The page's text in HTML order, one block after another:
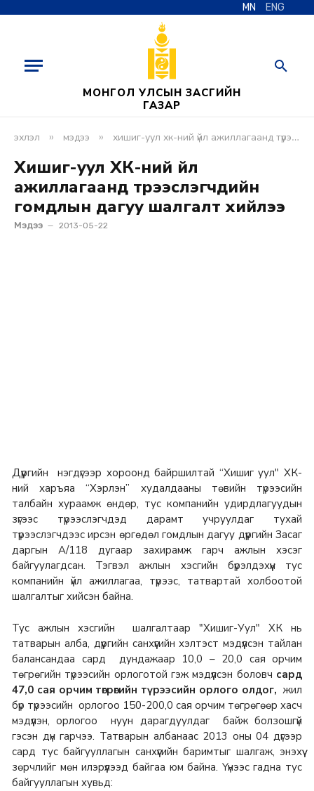
MN ENG
МОНГОЛ УЛСЫН ЗАСГИЙН
ГАЗАР
эхлэл » мэдээ » хишиг-уул хк-ний үйл ажиллагаанд түрээслэгчдийн гомдлын дагуу шалгалт хийлээ
Хишиг-уул ХК-ний үйл
ажиллагаанд түрээслэгчдийн
гомдлын дагуу шалгалт хийлээ
Мэдээ 2013-05-22
Дүүргийн нэгдүгээр хороонд байршилтай “Хишиг уул" ХК-
ний харъяа “Хэрлэн” худалдааны төвийн түрээсийн
талбайн хураамж өндөр, тус компанийн удирдлагуудын
зүгээс түрээслэгчдэд дарамт учруулдаг тухай
түрээслэгчдээс ирсэн өргөдөл гомдлын дагуу дүүргийн Засаг
даргын А/118 дугаар захирамж гарч ажлын хэсэг
байгуулагдсан. Тэгвэл ажлын хэсгийн бүрэлдэхүүн тус
компанийн үйл ажиллагаа, түрээс, татвартай холбоотой
шалгалтыг хийсэн байна.
Тус ажлын хэсгийн шалгалтаар "Хишиг-Уул" ХК нь
татварын алба, дүүргийн санхүүгийн хэлтэст мэдүүлсэн тайлан
балансандаа сард дундажаар 10,0 – 20,0 сая орчим
төгрөгийн түрээсийн орлоготой гэж мэдүүлсэн боловч сард
47,0 сая орчим төгрөгийн түрээсийн орлого олдог, жил
бүр түрээсийн орлогоо 150-200,0 сая орчим төгрөгөөр хасч
мэдүүлэн, орлогоо нуун дарагдуулдаг байж болзошгүй
гэсэн дүн гарчээ. Татварын албанаас 2013 оны 04 дүгээр
сард тус байгууллагын санхүүгийн баримтыг шалгаж, энэхүү
зөрчлийг мөн илэрүүлээд байгаа юм байна. Үүнээс гадна тус
байгууллагын хувьд: